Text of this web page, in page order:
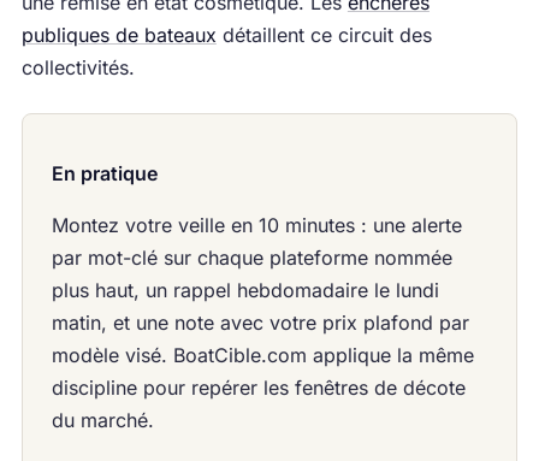
publiques de bateaux détaillent ce circuit des
collectivités.
En pratique
Montez votre veille en 10 minutes : une alerte
par mot-clé sur chaque plateforme nommée
plus haut, un rappel hebdomadaire le lundi
matin, et une note avec votre prix plafond par
modèle visé. BoatCible.com applique la même
discipline pour repérer les fenêtres de décote
du marché.